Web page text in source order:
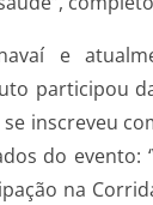
e
participou
inscreveu
do evento:
na